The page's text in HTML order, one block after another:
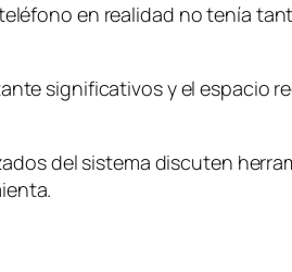
en realidad no tenía
significativos y el espacio
del sistema discuten